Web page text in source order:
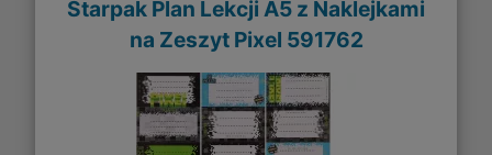
Starpak Plan Lekcji A5 z Naklejkami
na Zeszyt Pixel 591762